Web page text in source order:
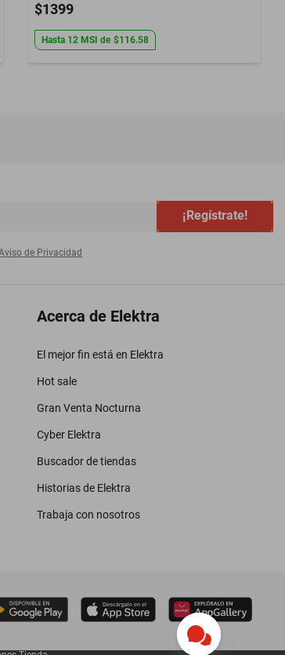
$1399
Hasta 12 MSI de $116.58
¡Regístrate!
de Privacidad
Acerca de Elektra
El mejor fin está en Elektra
Hot sale
Gran Venta Nocturna
Cyber Elektra
Buscador de tiendas
Historias de Elektra
Trabaja con nosotros